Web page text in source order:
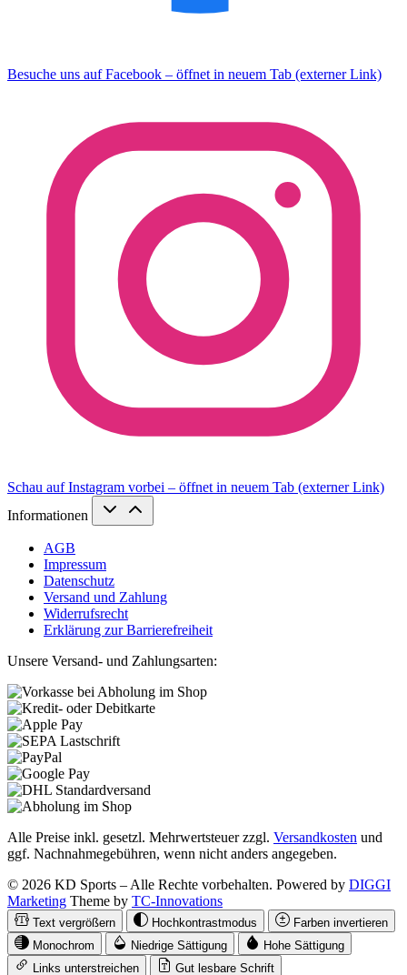
Besuche uns auf Facebook – öffnet in neuem Tab (externer Link)
Schau auf Instagram vorbei – öffnet in neuem Tab (externer Link)
Informationen
AGB
Impressum
Datenschutz
Versand und Zahlung
Widerrufsrecht
Erklärung zur Barrierefreiheit
Unsere Versand- und Zahlungsarten:
Alle Preise inkl. gesetzl. Mehrwertsteuer zzgl. Versandkosten und
ggf. Nachnahmegebühren, wenn nicht anders angegeben.
© 2026 KD Sports – Alle Rechte vorbehalten. Powered by DIGGI
Marketing Theme by TC-Innovations
Text vergrößern Hochkontrastmodus
Farben invertieren
Monochrom
Niedrige Sättigung
Hohe Sättigung
Links unterstreichen
Gut lesbare Schrift